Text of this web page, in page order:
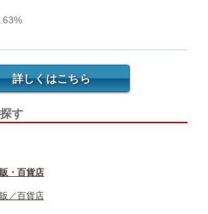
詳しくはこちら
す
・百貨店
／百貨店